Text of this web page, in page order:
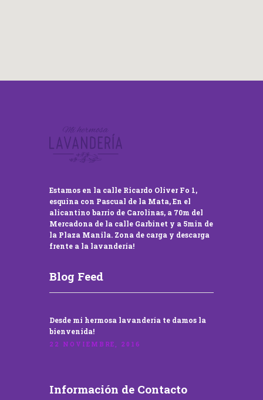
Estamos en la calle Ricardo Oliver Fo 1,
esquina con Pascual de la Mata, En el
alicantino barrio de Carolinas, a 70m del
Mercadona de la calle Garbinet y a 5min de
la Plaza Manila. Zona de carga y descarga
frente a la lavandería!
Blog Feed
Desde mi hermosa lavandería te damos la
bienvenida!
22 NOVIEMBRE, 2016
Información de Contacto